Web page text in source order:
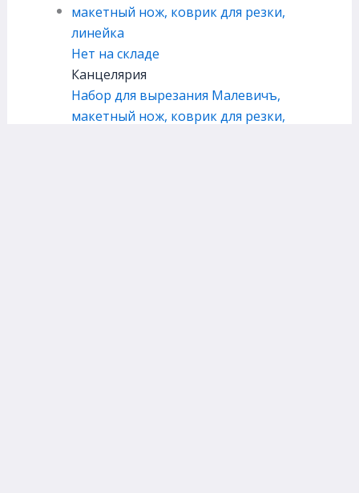
Нет на складе
Канцелярия
Набор для вырезания Малевичъ,
макетный нож, коврик для резки,